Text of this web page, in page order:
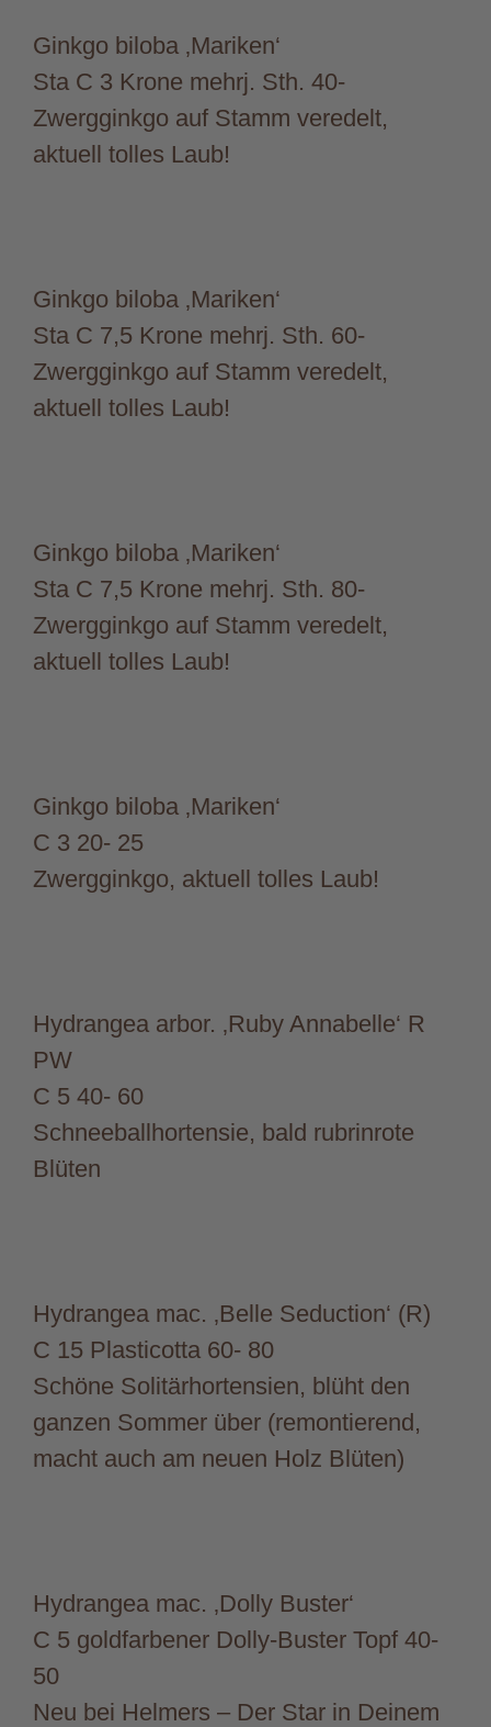
Ginkgo biloba ‚Mariken‘
Sta C 3 Krone mehrj. Sth. 40-
Zwergginkgo auf Stamm veredelt,
aktuell tolles Laub!
Ginkgo biloba ‚Mariken‘
Sta C 7,5 Krone mehrj. Sth. 60-
Zwergginkgo auf Stamm veredelt,
aktuell tolles Laub!
Ginkgo biloba ‚Mariken‘
Sta C 7,5 Krone mehrj. Sth. 80-
Zwergginkgo auf Stamm veredelt,
aktuell tolles Laub!
Ginkgo biloba ‚Mariken‘
C 3 20- 25
Zwergginkgo, aktuell tolles Laub!
Hydrangea arbor. ‚Ruby Annabelle‘ R
PW
C 5 40- 60
Schneeballhortensie, bald rubrinrote
Blüten
Hydrangea mac. ‚Belle Seduction‘ (R)
C 15 Plasticotta 60- 80
Schöne Solitärhortensien, blüht den
ganzen Sommer über (remontierend,
macht auch am neuen Holz Blüten)
Hydrangea mac. ‚Dolly Buster‘
C 5 goldfarbener Dolly-Buster Topf 40-
50
Neu bei Helmers – Der Star in Deinem